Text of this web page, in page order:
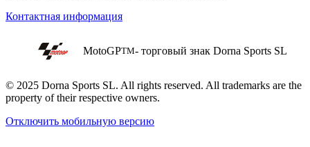
Контактная информация
MotoGPTM- торговый знак Dorna Sports SL
© 2025 Dorna Sports SL. All rights reserved. All trademarks are the
property of their respective owners.
Отключить мобильную версию